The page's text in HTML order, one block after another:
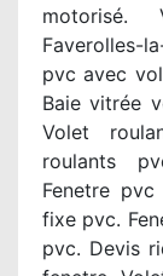
motorisé.
Faverolles-
pvc avec
Baie vitrée
Volet
roulants
Fenetre
fixe pvc.
pvc. Devis